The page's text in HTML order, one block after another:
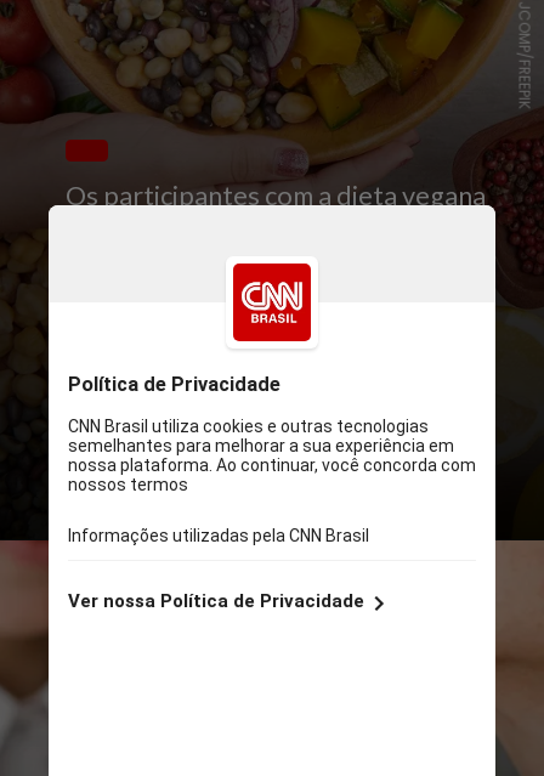
JCOMP/FREEPIK
Os participantes com a dieta vegana
significativamente mais baixos de
colesterol de lipoproteína de baixa
densidade (LDL-C), insulina e peso